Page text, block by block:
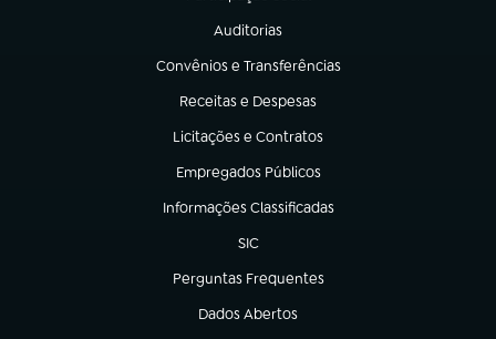
Auditorias
(abre em nova aba)
Convênios e Transferências
(abre em nova aba)
Receitas e Despesas
(abre em nova aba)
Licitações e Contratos
(abre em nova aba)
Empregados Públicos
(abre em nova aba)
Informações Classificadas
(abre em nova aba)
SIC
(abre em nova aba)
Perguntas Frequentes
(abre em nova aba)
Dados Abertos
(abre em nova aba)